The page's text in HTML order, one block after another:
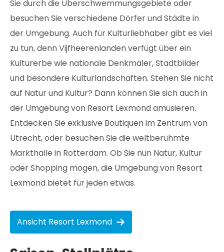
Sie durch die Überschwemmungsgebiete oder
besuchen Sie verschiedene Dörfer und Städte in
der Umgebung. Auch für Kulturliebhaber gibt es viel
zu tun, denn Vijfheerenlanden verfügt über ein
Kulturerbe wie nationale Denkmäler, Stadtbilder
und besondere Kulturlandschaften. Stehen Sie nicht
auf Natur und Kultur? Dann können Sie sich auch in
der Umgebung von Resort Lexmond amüsieren.
Entdecken Sie exklusive Boutiquen im Zentrum von
Utrecht, oder besuchen Sie die weltberühmte
Markthalle in Rotterdam. Ob Sie nun Natur, Kultur
oder Shopping mögen, die Umgebung von Resort
Lexmond bietet für jeden etwas.
Ansicht Resort Lexmond